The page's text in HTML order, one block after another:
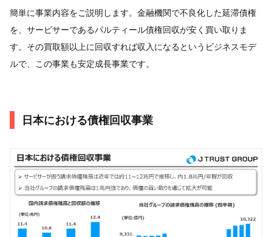
簡単に事業内容をご説明します。金融機関で不良化した延滞債権
を、サービサーであるパルティール債権回収が安く買い取りま
す。その買取額以上に回収すれば収入になるというビジネスモデ
ルで、この事業も安定成長事業です。
日本における債権回収事業